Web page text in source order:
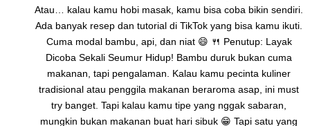
Atau… kalau kamu hobi masak, kamu bisa coba bikin sendiri.
Ada banyak resep dan tutorial di TikTok yang bisa kamu ikuti.
Cuma modal bambu, api, dan niat 😄 🍴 Penutup: Layak
Dicoba Sekali Seumur Hidup! Bambu duruk bukan cuma
makanan, tapi pengalaman. Kalau kamu pecinta kuliner
tradisional atau penggila makanan beraroma asap, ini must
try banget. Tapi kalau kamu tipe yang nggak sabaran,
mungkin bukan makanan buat hari sibuk 😁 Tapi satu yang